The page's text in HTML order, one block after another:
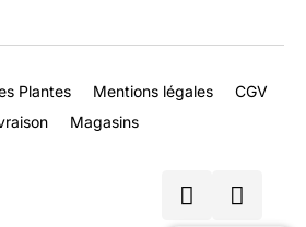
Plantes Mentions légales
CGV
Magasins